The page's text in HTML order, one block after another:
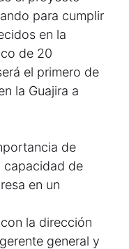
para cumplir
en la
de 20
el primero de
la Guajira a
de
capacidad de
en un
la dirección
general y